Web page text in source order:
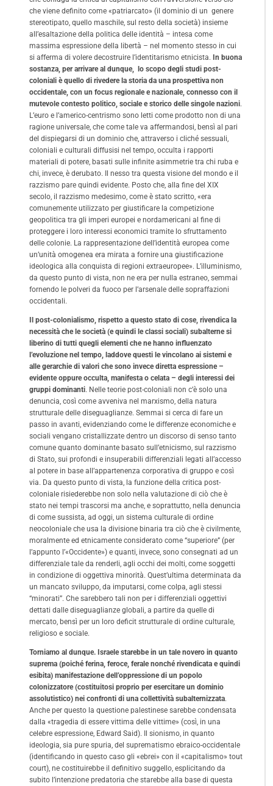
che viene definito come «patriarcato» (il dominio di un genere
stereotipato, quello maschile, sul resto della società) insieme
all’esaltazione della politica delle identità – intesa come
massima espressione della libertà – nel momento stesso in cui
si afferma di volere decostruire l’identitarismo etnicista. In buona
sostanza, per arrivare al dunque, lo scopo degli studi post-
coloniali è quello di rivedere la storia da una prospettiva non
occidentale, con un focus regionale e nazionale, connesso con il
mutevole contesto politico, sociale e storico delle singole nazioni.
L’euro e l’americo-centrismo sono letti come prodotto non di una
ragione universale, che come tale va affermandosi, bensì al pari
del dispiegarsi di un dominio che, attraverso i cliché sessuali,
coloniali e culturali diffusisi nel tempo, occulta i rapporti
materiali di potere, basati sulle infinite asimmetrie tra chi ruba e
chi, invece, è derubato. Il nesso tra questa visione del mondo e il
razzismo pare quindi evidente. Posto che, alla fine del XIX
secolo, il razzismo medesimo, come è stato scritto, «era
comunemente utilizzato per giustificare la competizione
geopolitica tra gli imperi europei e nordamericani al fine di
proteggere i loro interessi economici tramite lo sfruttamento
delle colonie. La rappresentazione dell’identità europea come
un’unità omogenea era mirata a fornire una giustificazione
ideologica alla conquista di regioni extraeuropee». L’illuminismo,
da questo punto di vista, non ne era per nulla estraneo, semmai
fornendo le polveri da fuoco per l’arsenale delle sopraffazioni
occidentali.
Il post-colonialismo, rispetto a questo stato di cose, rivendica la
necessità che le società (e quindi le classi sociali) subalterne si
liberino di tutti quegli elementi che ne hanno influenzato
l’evoluzione nel tempo, laddove questi le vincolano ai sistemi e
alle gerarchie di valori che sono invece diretta espressione –
evidente oppure occulta, manifesta o celata – degli interessi dei
gruppi dominanti. Nelle teorie post-coloniali non c’è solo una
denuncia, così come avveniva nel marxismo, della natura
strutturale delle diseguaglianze. Semmai si cerca di fare un
passo in avanti, evidenziando come le differenze economiche e
sociali vengano cristallizzate dentro un discorso di senso tanto
comune quanto dominante basato sull’etnicismo, sul razzismo
di Stato, sui profondi e insuperabili differenziali legati all’accesso
al potere in base all’appartenenza corporativa di gruppo e così
via. Da questo punto di vista, la funzione della critica post-
coloniale risiederebbe non solo nella valutazione di ciò che è
stato nei tempi trascorsi ma anche, e soprattutto, nella denuncia
di come sussista, ad oggi, un sistema culturale di ordine
neocoloniale che usa la divisione binaria tra ciò che è civilmente,
moralmente ed etnicamente considerato come “superiore” (per
l’appunto l’«Occidente») e quanti, invece, sono consegnati ad un
differenziale tale da renderli, agli occhi dei molti, come soggetti
in condizione di oggettiva minorità. Quest’ultima determinata da
un mancato sviluppo, da imputarsi, come colpa, agli stessi
“minorati”. Che sarebbero tali non per i differenziali oggettivi
dettati dalle diseguaglianze globali, a partire da quelle di
mercato, bensì per un loro deficit strutturale di ordine culturale,
religioso e sociale.
Torniamo al dunque. Israele starebbe in un tale novero in quanto
suprema (poiché ferina, feroce, ferale nonché rivendicata e quindi
esibita) manifestazione dell’oppressione di un popolo
colonizzatore (costituitosi proprio per esercitare un dominio
assolutistico) nei confronti di una collettività subalternizzata.
Anche per questo la questione palestinese sarebbe condensata
dalla «tragedia di essere vittima delle vittime» (così, in una
celebre espressione, Edward Said). Il sionismo, in quanto
ideologia, sia pure spuria, del suprematismo ebraico-occidentale
(identificando in questo caso gli «ebrei» con il «capitalismo» tout
court), ne costituirebbe il definitivo suggello, esplicitando da
subito l’intenzione predatoria che starebbe alla base di questa